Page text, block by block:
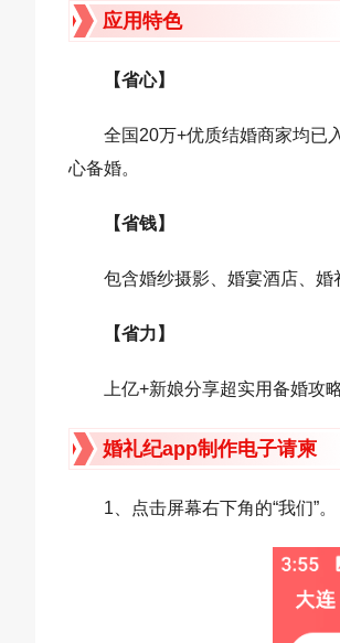
应用特色
【省心】
全国20万+优质结婚商家均已
心备婚。
【省钱】
包含婚纱摄影、婚宴酒店、婚
【省力】
上亿+新娘分享超实用备婚攻
婚礼纪app制作电子请柬
1、点击屏幕右下角的“我们”。